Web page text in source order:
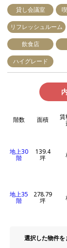
貸し会議室
リフレッシュルーム
飲食店
ハイグレード
階数 面積 賃
地上30
階
139.4
坪
地上35
階
278.79
坪
選択した物件